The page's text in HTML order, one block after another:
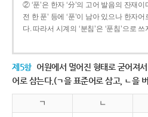
② ‘푼’은 한자 ‘分’의 고어 발음의 잔재이
전 한 푼’ 등에 ‘푼’이 남아 있으나 한자
다. 따라서 시계의 ‘분침’은 ‘푼침’으로
제5항 어원에서 멀어진 형태로 굳어져
어로 삼는다.(ㄱ을 표준어로 삼고, ㄴ을
ㄱ ㄴ